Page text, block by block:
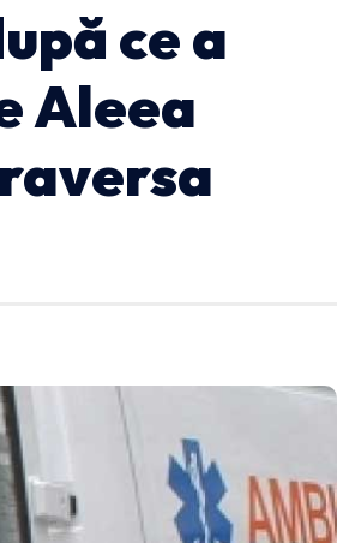
ce a
Aleea